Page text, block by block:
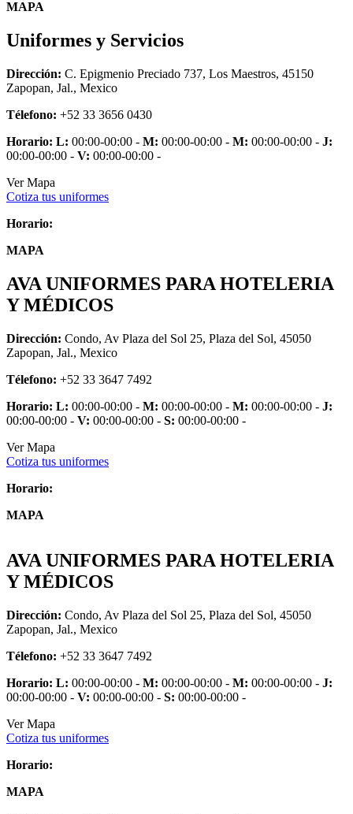
MAPA
Uniformes y Servicios
Dirección: C. Epigmenio Preciado 737, Los Maestros, 45150
Zapopan, Jal., Mexico
Télefono: +52 33 3656 0430
Horario: L: 00:00-00:00 - M: 00:00-00:00 - M: 00:00-00:00 - J:
00:00-00:00 - V: 00:00-00:00 -
Ver Mapa
Cotiza tus uniformes
Horario:
MAPA
AVA UNIFORMES PARA HOTELERIA
Y MÉDICOS
Dirección: Condo, Av Plaza del Sol 25, Plaza del Sol, 45050
Zapopan, Jal., Mexico
Télefono: +52 33 3647 7492
Horario: L: 00:00-00:00 - M: 00:00-00:00 - M: 00:00-00:00 - J:
00:00-00:00 - V: 00:00-00:00 - S: 00:00-00:00 -
Ver Mapa
Cotiza tus uniformes
Horario:
MAPA
AVA UNIFORMES PARA HOTELERIA
Y MÉDICOS
Dirección: Condo, Av Plaza del Sol 25, Plaza del Sol, 45050
Zapopan, Jal., Mexico
Télefono: +52 33 3647 7492
Horario: L: 00:00-00:00 - M: 00:00-00:00 - M: 00:00-00:00 - J:
00:00-00:00 - V: 00:00-00:00 - S: 00:00-00:00 -
Ver Mapa
Cotiza tus uniformes
Horario:
MAPA